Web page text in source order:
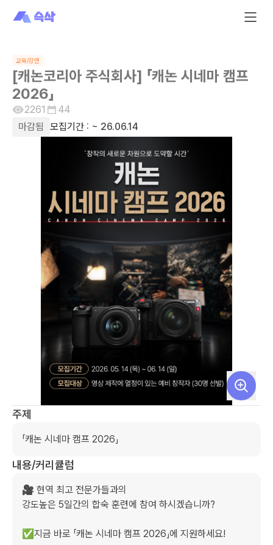
교육/강연
[캐논코리아 주식회사] 「캐논 시네마 캠프
2026」
2261
44
마감됨
모집기간 : ~ 26.06.14
주제
「캐논 시네마 캠프 2026」
내용/커리큘럼
🎥 현역 최고 전문가들과의
강도높은 5일간의 합숙 훈련에 참여 하시겠습니까?
✅지금 바로 「캐논 시네마 캠프 2026」에 지원하세요!